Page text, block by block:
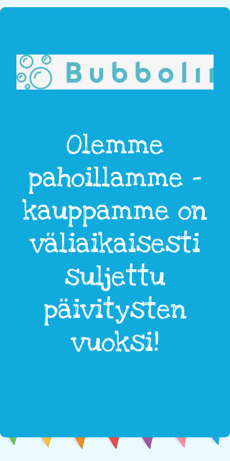
Olemme
pahoillamme -
kauppamme on
väliaikaisesti
suljettu
päivitysten
vuoksi!